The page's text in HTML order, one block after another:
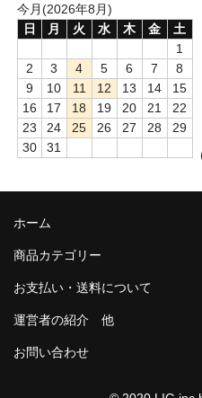
今月(2026年8月)
日
月 火 水 木 金
土
1
2
3 4 5 6 7
8
9
10 11 12 13 14
15
16
17 18 19 20 21
22
23
24 25 26 27 28
29
30
31
ホーム
商品カテゴリー
お支払い・送料について
運営者の紹介 他
お問い合わせ